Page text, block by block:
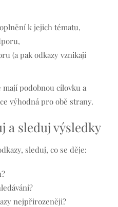
k jejich tématu,
(a pak odkazy vznikají
podobnou cílovku a
výhodná pro obě strany.
a sleduj výsledky
sleduj, co se děje:
nejpřirozeněji?